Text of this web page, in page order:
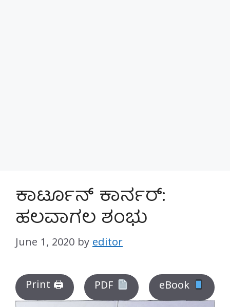
ಕಾರ್ಟೂನ್‌ ಕಾರ್ನರ್:‌
ಹಲವಾಗಲ ಶಂಭು
June 1, 2020 by editor
Print 🖨 PDF eBook